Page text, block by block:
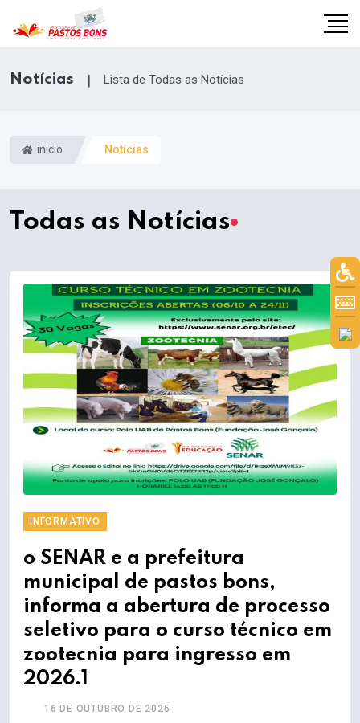
Notícias | Lista de Todas as Notícias
inicio Notícias
Todas as Notícias
INFORMATIVO
o SENAR e a prefeitura
municipal de pastos bons,
informa a abertura de processo
seletivo para o curso técnico em
zootecnia para ingresso em
2026.1
16 DE OUTUBRO DE 2025